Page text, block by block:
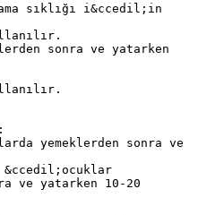
sıklığı i&ccedil;in
sonra ve yatarken
yemeklerden sonra ve
&ccedil;ocuklar
ve yatarken 10-20